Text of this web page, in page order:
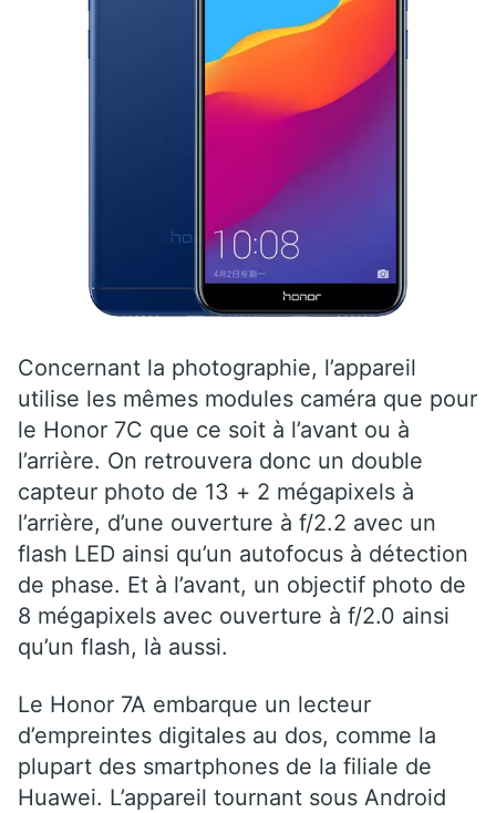
Concernant la photographie, l’appareil
utilise les mêmes modules caméra que pour
le Honor 7C que ce soit à l’avant ou à
l’arrière. On retrouvera donc un double
capteur photo de 13 + 2 mégapixels à
l’arrière, d’une ouverture à f/2.2 avec un
flash LED ainsi qu’un autofocus à détection
de phase. Et à l’avant, un objectif photo de
8 mégapixels avec ouverture à f/2.0 ainsi
qu’un flash, là aussi.
Le Honor 7A embarque un lecteur
d’empreintes digitales au dos, comme la
plupart des smartphones de la filiale de
Huawei. L’appareil tournant sous Android